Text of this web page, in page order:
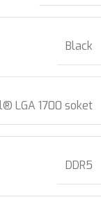
Black
LGA 1700 soket
DDR5